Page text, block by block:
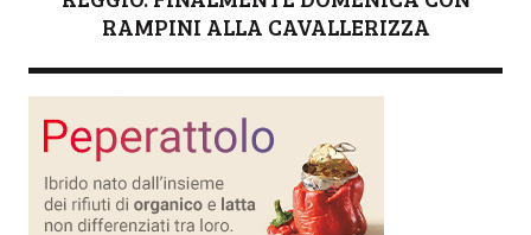
RAMPINI ALLA CAVALLERIZZA